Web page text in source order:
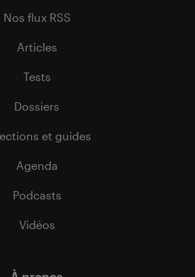
Nos flux RSS
Articles
Tests
Dossiers
et guides
Agenda
Podcasts
Vidéos